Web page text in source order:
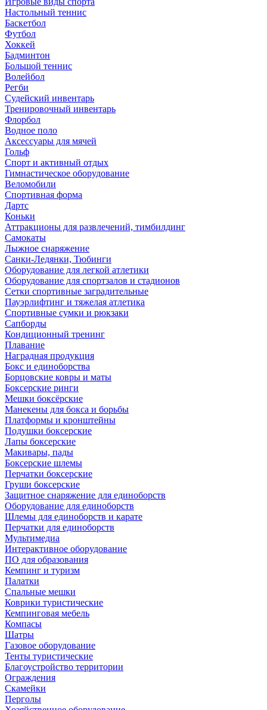
Настольный теннис
Баскетбол
Футбол
Хоккей
Бадминтон
Большой теннис
Волейбол
Регби
Судейский инвентарь
Тренировочный инвентарь
Флорбол
Водное поло
Аксессуары для мячей
Гольф
Спорт и активный отдых
Гимнастическое оборудование
Веломобили
Спортивная форма
Дартс
Коньки
Аттракционы для развлечений, тимбилдинг
Самокаты
Лыжное снаряжение
Санки-Ледянки, Тюбинги
Оборудование для легкой атлетики
Оборудование для спортзалов и стадионов
Сетки спортивные заградительные
Пауэрлифтинг и тяжелая атлетика
Спортивные сумки и рюкзаки
Сапборды
Кондиционный тренинг
Плавание
Наградная продукция
Бокс и единоборства
Борцовские ковры и маты
Боксерские ринги
Мешки боксёрские
Манекены для бокса и борьбы
Платформы и кронштейны
Подушки боксерские
Лапы боксерские
Макивары, пады
Боксерские шлемы
Перчатки боксерские
Груши боксерские
Защитное снаряжение для единоборств
Оборудование для единоборств
Шлемы для единоборств и карате
Перчатки для единоборств
Мультимедиа
Интерактивное оборудование
ПО для образования
Кемпинг и туризм
Палатки
Спальные мешки
Коврики туристические
Кемпинговая мебель
Компасы
Шатры
Газовое оборудование
Тенты туристические
Благоустройство территории
Ограждения
Скамейки
Перголы